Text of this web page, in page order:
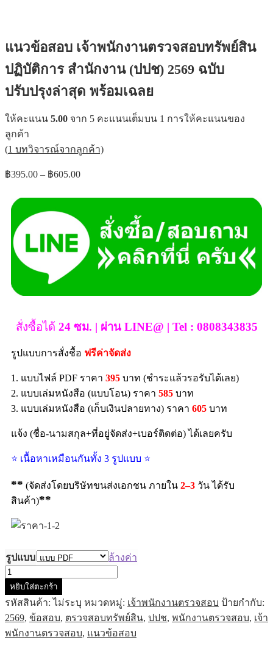
แนวข้อสอบ เจ้าพนักงานตรวจสอบทรัพย์สิน
ปฏิบัติการ สำนักงาน (ปปช) 2569 ฉบับ
ปรับปรุงล่าสุด พร้อมเฉลย
ให้คะแนน 5.00 จาก 5 คะแนนเต็มบน 1 การให้คะแนนของ
ลูกค้า
(1 บทวิจารณ์จากลูกค้า)
฿395.00 – ฿605.00
สั่งซื้อได้ 24 ซม. | ผ่าน LINE@ | Tel : 0808343835
รูปแบบการสั่งชื้อ ฟรีค่าจัดส่ง
1. แบบไฟล์ PDF ราคา 395 บาท (ชำระแล้วรอรับได้เลย)
2. แบบเล่มหนังสือ (แบบโอน) ราคา 585 บาท
3. แบบเล่มหนังสือ (เก็บเงินปลายทาง) ราคา 605 บาท
แจ้ง (ชื่อ-นามสกุล+ที่อยู่จัดส่ง+เบอร์ติดต่อ) ได้เลยครับ
⭐ เนื้อหาเหมือนกันทั้ง 3 รูปแบบ ⭐
** (จัดส่งโดยบริษัทขนส่งเอกชน ภายใน 2–3 วัน ได้รับ
สินค้า)**
รูปแบบ ล้างค่า
หยิบใส่ตะกร้า
รหัสสินค้า:ไม่ระบุ หมวดหมู่: เจ้าพนักงานตรวจสอบ ป้ายกำกับ:
2569, ข้อสอบ, ตรวจสอบทรัพย์สิน, ปปช, พนักงานตรวจสอบ, เจ้า
พนักงานตรวจสอบ, แนวข้อสอบ